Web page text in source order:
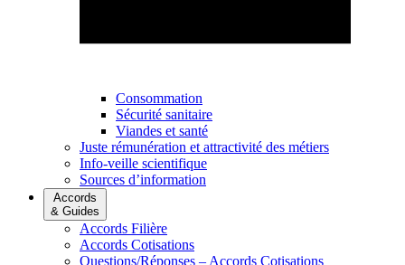
Consommation
Sécurité sanitaire
Viandes et santé
Juste rémunération et attractivité des métiers
Info-veille scientifique
Sources d’information
Accords
& Guides
Accords Filière
Accords Cotisations
Questions/Réponses – Accords Cotisations